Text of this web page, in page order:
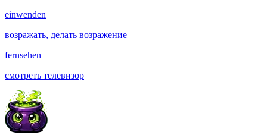
einwenden
возражать, делать возражение
fernsehen
смотреть телевизор